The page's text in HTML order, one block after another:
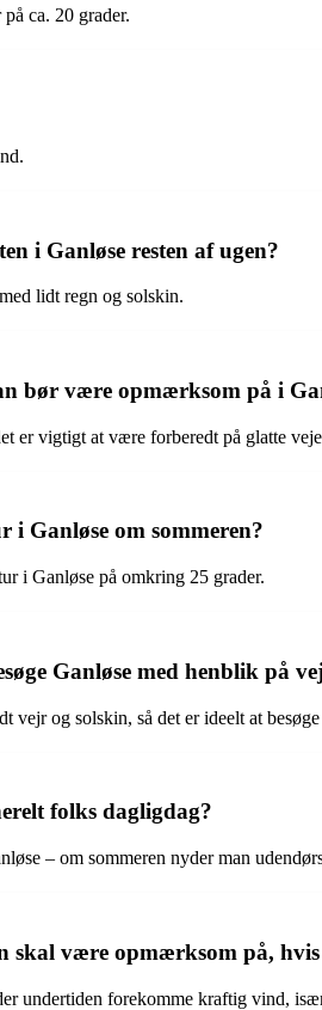
ca. 20 grader.
i Ganløse resten af ugen?
lidt regn og solskin.
bør være opmærksom på i
er vigtigt at være forberedt på glatte
i Ganløse om sommeren?
i Ganløse på omkring 25 grader.
Ganløse med henblik på
vejr og solskin, så det er ideelt at
folks dagligdag?
– om sommeren nyder man
skal være opmærksom på,
undertiden forekomme kraftig vind,